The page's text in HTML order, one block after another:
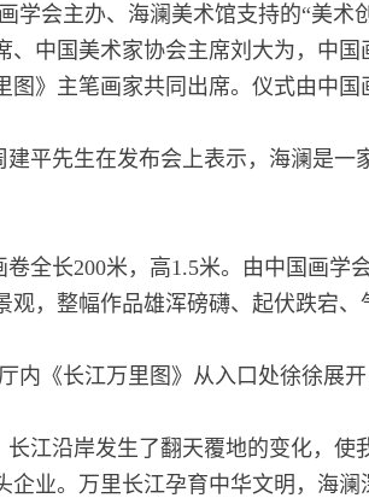
学会主办、海澜美术馆支持的“美
、中国美术家协会主席刘大为，中
图》主笔画家共同出席。仪式由中
建平先生在发布会上表示，海澜是
卷全长200米，高1.5米。由中国画
观，整幅作品雄浑磅礴、起伏跌宕、
内《长江万里图》从入口处徐徐展
长江沿岸发生了翻天覆地的变化，
企业。万里长江孕育中华文明，海